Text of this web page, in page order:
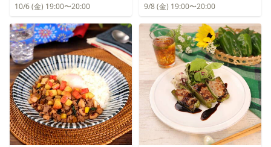
10/6 (金) 19:00〜20:00 9/8 (金) 19:00〜20:00